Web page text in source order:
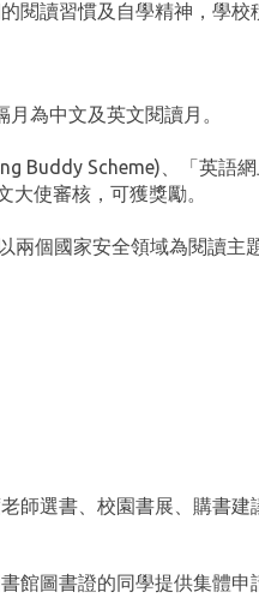
閱讀習慣及自學精神，學校
為中文及英文閱讀月。
Buddy Scheme)、「英語
使審核，可獲獎勵。
兩個國家安全領域為閱讀主
師選書、校園書展、購書建
館圖書證的同學提供集體申